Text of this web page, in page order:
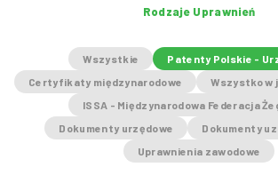
Rodzaje Uprawnień
Wszystkie
Patenty Polskie -
Certyfikaty międzynarodowe
Wszystko w
ISSA - Międzynarodowa Federacja
Dokumenty urzędowe
Dokumenty
Uprawnienia zawodowe